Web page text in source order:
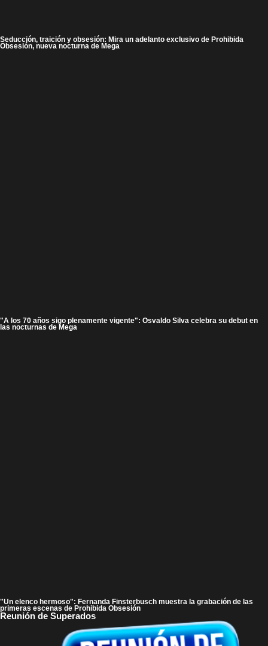
Seducción, traición y obsesión: Mira un adelanto exclusivo de Prohibida
Obsesión, nueva nocturna de Mega
"A los 70 años sigo plenamente vigente": Osvaldo Silva celebra su debut en
las nocturnas de Mega
"Un elenco hermoso": Fernanda Finsterbusch muestra la grabación de las
primeras escenas de Prohibida Obsesión
Reunión de Superados